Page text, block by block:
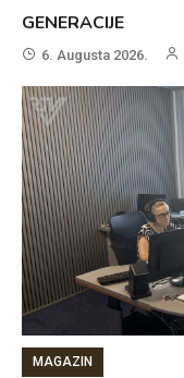
GENERACIJE
6. Augusta 2026.
MAGAZIN